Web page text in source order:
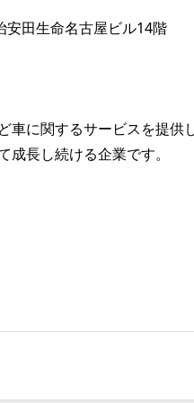
安田生命名古屋ビル14階
に関するサービスを提供
成長し続ける企業です。